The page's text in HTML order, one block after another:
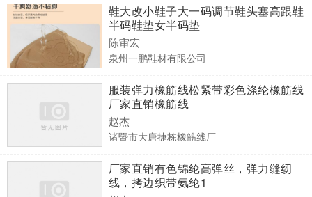
鞋大改小鞋子大一码调节鞋头塞高跟鞋
半码鞋垫女半码垫
陈审宏
泉州一鹏鞋材有限公司
服装弹力橡筋线松紧带彩色涤纶橡筋线
厂家直销橡筋线
赵杰
诸暨市大唐捷栋橡筋线厂
厂家直销有色锦纶高弹丝，弹力缝纫
线，拷边织带氨纶1